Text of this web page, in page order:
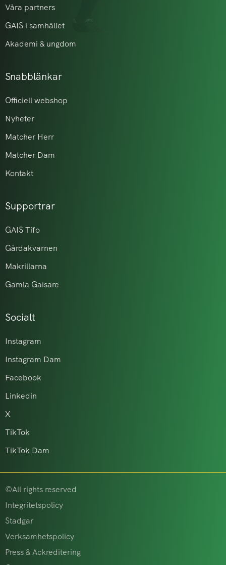
Våra partners
GAIS i samhället
Akademi & ungdom
Snabblänkar
Officiell webshop
Nyheter
Matcher Herr
Matcher Dam
Kontakt
Supportrar
GAIS Tifo
Gårdakvarnen
Makrillarna
Gamla Gaisare
Socialt
Instagram
Instagram Dam
Facebook
Linkedin
X
TikTok
TikTok Dam
©All rights reserved
Integritetspolicy
Stadgar
Verksamhetspolicy
Press & Ackreditering